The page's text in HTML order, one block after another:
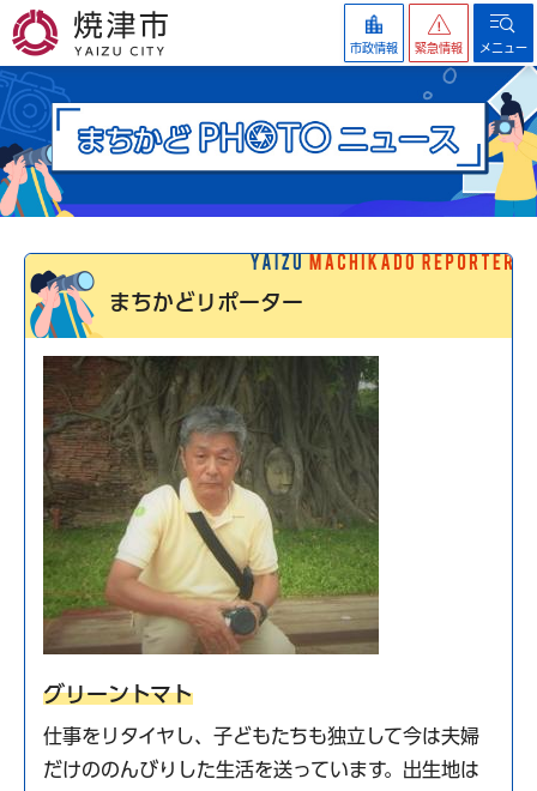
焼津市
市政情報 緊急情報 メニュー
まちかどリポーター
グリーントマト
仕事をリタイヤし、子どもたちも独立して今は夫婦
だけののんびりした生活を送っています。出生地は